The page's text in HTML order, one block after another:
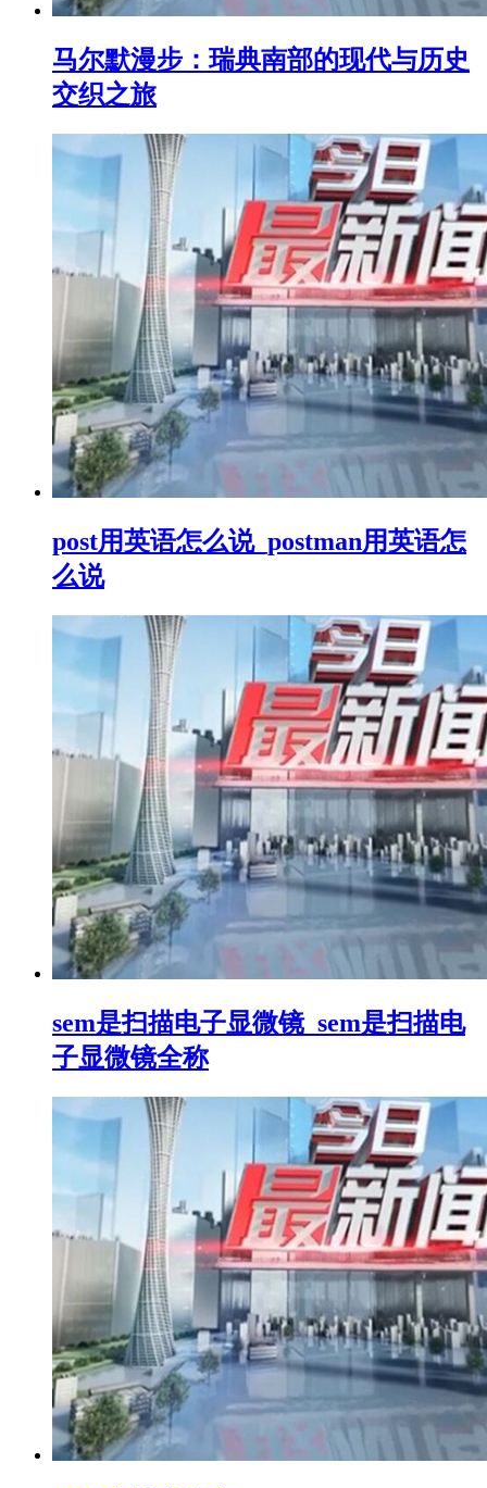
马尔默漫步：瑞典南部的现代与历史
交织之旅
post用英语怎么说_postman用英语怎
么说
sem是扫描电子显微镜_sem是扫描电
子显微镜全称